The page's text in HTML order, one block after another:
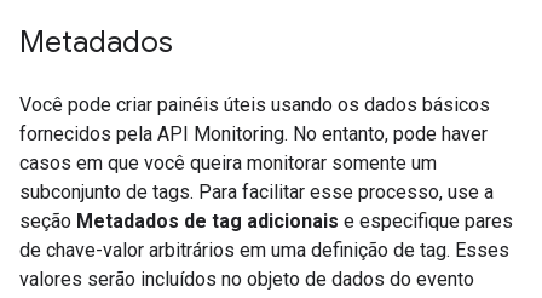
Metadados
Você pode criar painéis úteis usando os dados básicos
fornecidos pela API Monitoring. No entanto, pode haver
casos em que você queira monitorar somente um
subconjunto de tags. Para facilitar esse processo, use a
seção Metadados de tag adicionais e especifique pares
de chave-valor arbitrários em uma definição de tag. Esses
valores serão incluídos no objeto de dados do evento